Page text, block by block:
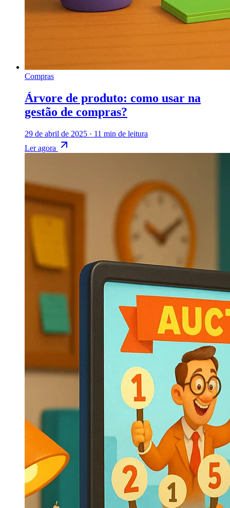
Compras
Árvore de produto: como usar na
gestão de compras?
29 de abril de 2025 · 11 min de leitura
Ler agora